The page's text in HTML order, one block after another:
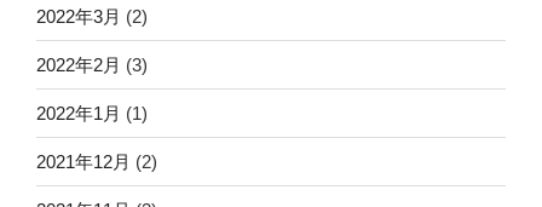
2022年3月 (2)
2022年2月 (3)
2022年1月 (1)
2021年12月 (2)